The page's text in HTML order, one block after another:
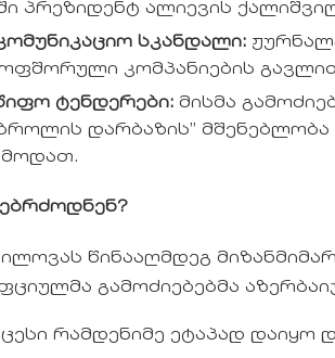
პრეზიდენტ ალიევის
სკანდალი:
კომპანიების
ტენდერები: მისმა
დარბაზის”
წინააღმდეგ
გამოძიებებმა
რამდენიმე ეტაპად